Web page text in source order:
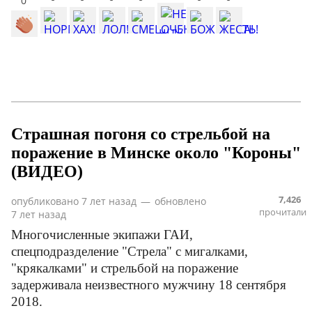
Страшная погоня со стрельбой на
поражение в Минске около "Короны"
(ВИДЕО)
опубликовано 7 лет назад — обновлено
7 лет назад
7,426
прочитали
Многочисленные экипажи ГАИ,
спецподразделение "Стрела" с мигалками,
"крякалками" и стрельбой на поражение
задерживала неизвестного мужчину 18 сентября
2018.